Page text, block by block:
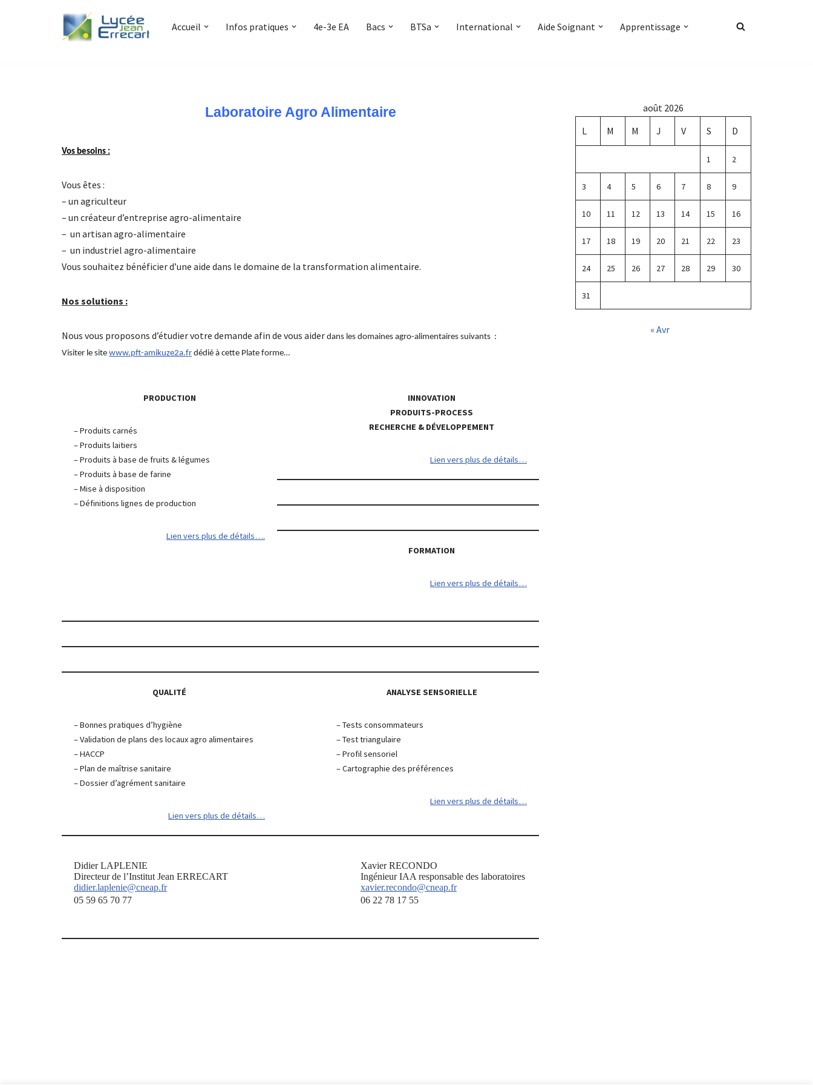
Accueil Infos pratiques 4e-3e EA Bacs BTSa International Aide Soignant Apprentissage
Laboratoire Agro Alimentaire
Vos besoins :
Vous êtes :
– un agriculteur
– un créateur d’entreprise agro-alimentaire
– un artisan agro-alimentaire
– un industriel agro-alimentaire
Vous souhaitez bénéficier d’une aide dans le domaine de la transformation alimentaire.
Nos solutions :
Nous vous proposons d’étudier votre demande afin de vous aider dans les domaines agro-alimentaires suivants :
Visiter le site www.pft-amikuze2a.fr dédié à cette Plate forme…
PRODUCTION
– Produits carnés
– Produits laitiers
– Produits à base de fruits & légumes
– Produits à base de farine
– Mise à disposition
– Définitions lignes de production
Lien vers plus de détails….
INNOVATION
PRODUITS-PROCESS
RECHERCHE & DÉVELOPPEMENT
Lien vers plus de détails…
FORMATION
Lien vers plus de détails…
QUALITÉ
– Bonnes pratiques d’hygiène
– Validation de plans des locaux agro alimentaires
– HACCP
– Plan de maîtrise sanitaire
– Dossier d’agrément sanitaire
Lien vers plus de détails…
ANALYSE SENSORIELLE
– Tests consommateurs
– Test triangulaire
– Profil sensoriel
– Cartographie des préférences
Lien vers plus de détails…
Didier LAPLENIE
Directeur de l’Institut Jean ERRECART
didier.laplenie@cneap.fr
05 59 65 70 77
Xavier RECONDO
Ingénieur IAA responsable des laboratoires
xavier.recondo@cneap.fr
06 22 78 17 55
août 2026
L
M M J V S D
1 2
3 4 5 6 7 8 9
10 11 12 13 14 15 16
17 18 19 20 21 22 23
24 25 26 27 28 29 30
31
« Avr